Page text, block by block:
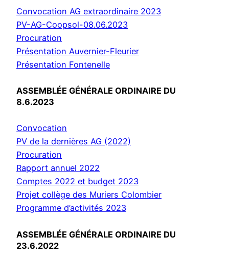
Convocation AG extraordinaire 2023
PV-AG-Coopsol-08.06.2023
Procuration
Présentation Auvernier-Fleurier
Présentation Fontenelle
ASSEMBLÉE GÉNÉRALE ORDINAIRE DU
8.6.2023
Convocation
PV de la dernières AG (2022)
Procuration
Rapport annuel 2022
Comptes 2022 et budget 2023
Projet collège des Muriers Colombier
Programme d’activités 2023
ASSEMBLÉE GÉNÉRALE ORDINAIRE DU
23.6.2022